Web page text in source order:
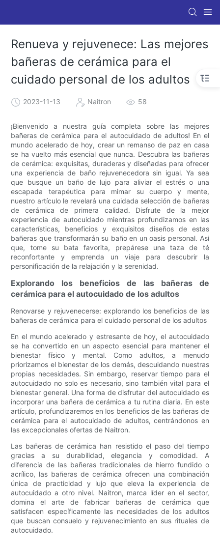
Renueva y rejuvenece: Las mejores
bañeras de cerámica para el
cuidado personal de los adultos
2023-11-13 Naitron 58
¡Bienvenido a nuestra guía completa sobre las mejores
bañeras de cerámica para el autocuidado de adultos! En el
mundo acelerado de hoy, crear un remanso de paz en casa
se ha vuelto más esencial que nunca. Descubra las bañeras
de cerámica: exquisitas, duraderas y diseñadas para ofrecer
una experiencia de baño rejuvenecedora sin igual. Ya sea
que busque un baño de lujo para aliviar el estrés o una
escapada terapéutica para mimar su cuerpo y mente,
nuestro artículo le revelará una cuidada selección de bañeras
de cerámica de primera calidad. Disfrute de la mejor
experiencia de autocuidado mientras profundizamos en las
características, beneficios y exquisitos diseños de estas
bañeras que transformarán su baño en un oasis personal. Así
que, tome su bata favorita, prepárese una taza de té
reconfortante y emprenda un viaje para descubrir la
personificación de la relajación y la serenidad.
Explorando los beneficios de las bañeras de
cerámica para el autocuidado de los adultos
Renovarse y rejuvenecerse: explorando los beneficios de las
bañeras de cerámica para el cuidado personal de los adultos
En el mundo acelerado y estresante de hoy, el autocuidado
se ha convertido en un aspecto esencial para mantener el
bienestar físico y mental. Como adultos, a menudo
priorizamos el bienestar de los demás, descuidando nuestras
propias necesidades. Sin embargo, reservar tiempo para el
autocuidado no solo es necesario, sino también vital para el
bienestar general. Una forma de disfrutar del autocuidado es
incorporar una bañera de cerámica a tu rutina diaria. En este
artículo, profundizaremos en los beneficios de las bañeras de
cerámica para el autocuidado de adultos, centrándonos en
las excepcionales ofertas de Naitron.
Las bañeras de cerámica han resistido el paso del tiempo
gracias a su durabilidad, elegancia y comodidad. A
diferencia de las bañeras tradicionales de hierro fundido o
acrílico, las bañeras de cerámica ofrecen una combinación
única de practicidad y lujo que eleva la experiencia de
autocuidado a otro nivel. Naitron, marca líder en el sector,
domina el arte de fabricar bañeras de cerámica que
satisfacen específicamente las necesidades de los adultos
que buscan consuelo y rejuvenecimiento en sus rituales de
autocuidado.